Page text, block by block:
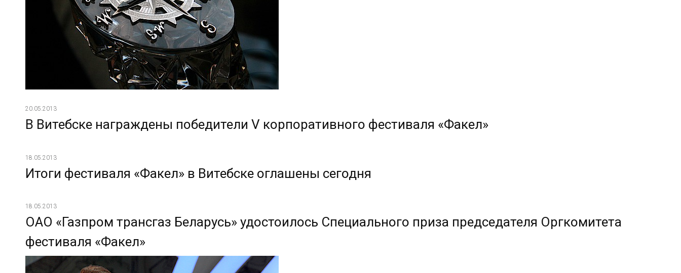
20.05.2013
В Витебске награждены победители V корпоративного фестиваля «Факел»
18.05.2013
Итоги фестиваля «Факел» в Витебске оглашены сегодня
18.05.2013
ОАО «Газпром трансгаз Беларусь» удостоилось Специального приза председателя Оргкомитета
фестиваля «Факел»